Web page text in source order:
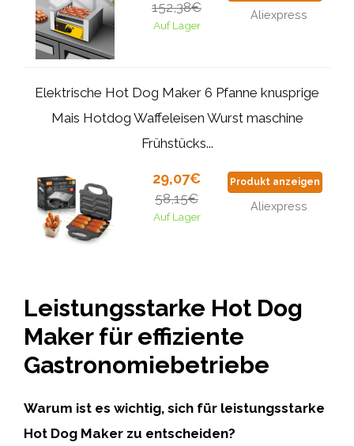
152,38€
Auf Lager
Aliexpress
Elektrische Hot Dog Maker 6 Pfanne knusprige
Mais Hotdog Waffeleisen Wurst maschine
Frühstücks...
29,07€
58,15€
Auf Lager
Produkt anzeigen
Aliexpress
Leistungsstarke Hot Dog
Maker für effiziente
Gastronomiebetriebe
Warum ist es wichtig, sich für leistungsstarke
Hot Dog Maker zu entscheiden?